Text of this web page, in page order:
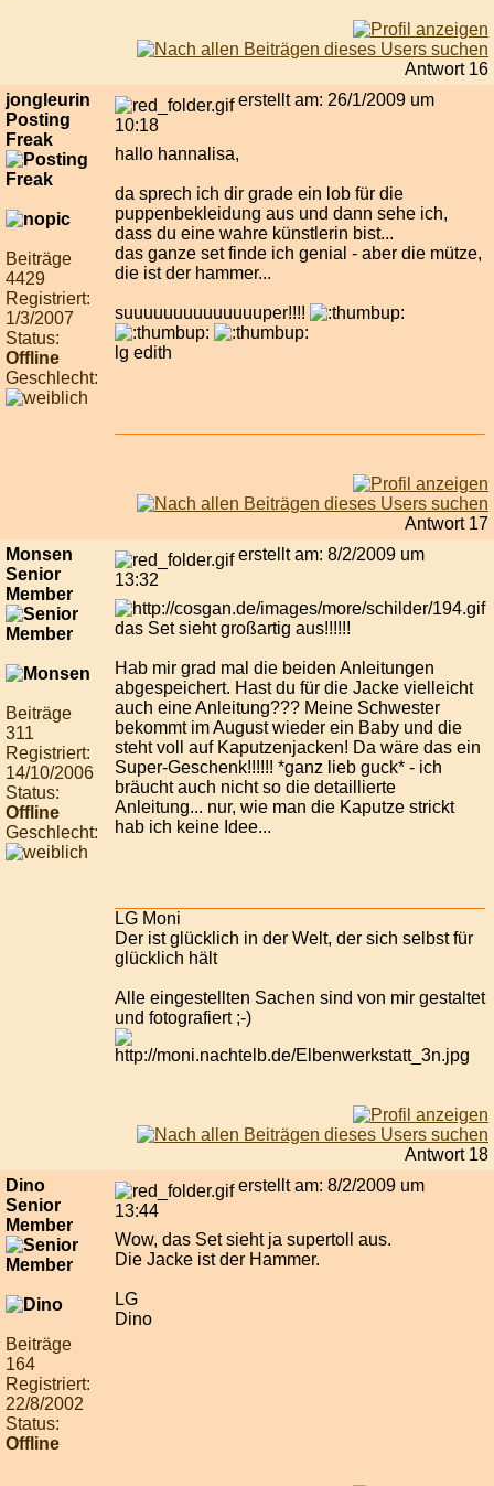
Antwort 16
jongleurin
Posting
Freak
Beiträge
4429
Registriert:
1/3/2007
Status:
Offline
Geschlecht:
erstellt am: 26/1/2009 um
10:18
hallo hannalisa,
da sprech ich dir grade ein lob für die
puppenbekleidung aus und dann sehe ich,
dass du eine wahre künstlerin bist...
das ganze set finde ich genial - aber die mütze,
die ist der hammer...
suuuuuuuuuuuuuuper!!!!
lg edith
Antwort 17
Monsen
Senior
Member
Beiträge
311
Registriert:
14/10/2006
Status:
Offline
Geschlecht:
erstellt am: 8/2/2009 um
13:32
das Set sieht großartig aus!!!!!!
Hab mir grad mal die beiden Anleitungen
abgespeichert. Hast du für die Jacke vielleicht
auch eine Anleitung??? Meine Schwester
bekommt im August wieder ein Baby und die
steht voll auf Kaputzenjacken! Da wäre das ein
Super-Geschenk!!!!!! *ganz lieb guck* - ich
bräucht auch nicht so die detaillierte
Anleitung... nur, wie man die Kaputze strickt
hab ich keine Idee...
LG Moni
Der ist glücklich in der Welt, der sich selbst für
glücklich hält
Alle eingestellten Sachen sind von mir gestaltet
und fotografiert ;-)
Antwort 18
Dino
Senior
Member
Beiträge
164
Registriert:
22/8/2002
Status:
Offline
erstellt am: 8/2/2009 um
13:44
Wow, das Set sieht ja supertoll aus.
Die Jacke ist der Hammer.
LG
Dino